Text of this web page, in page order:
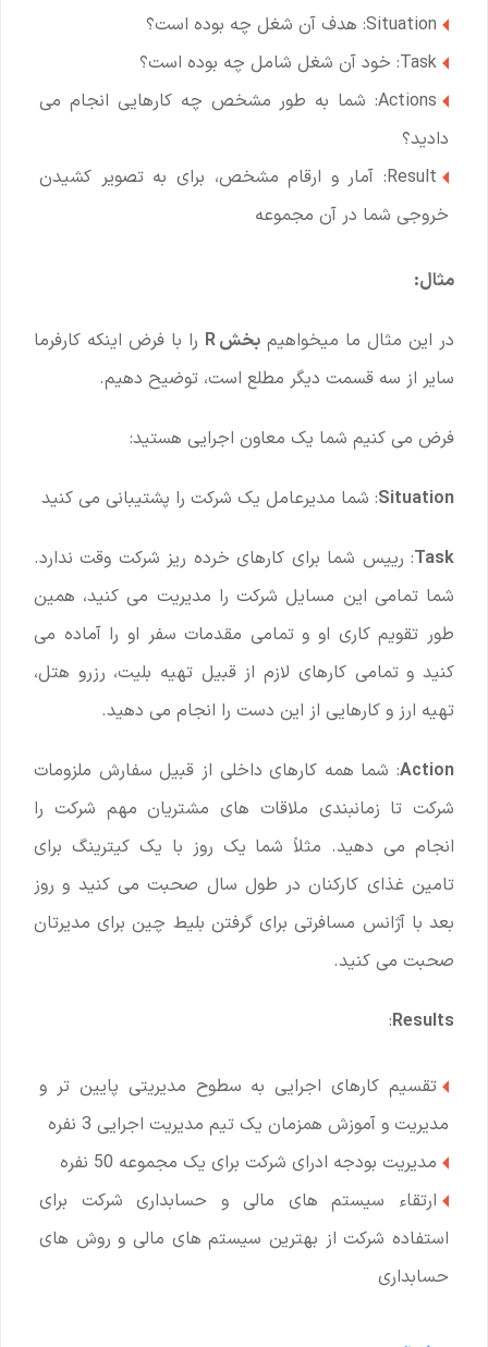
Situation: هدف آن شغل چه بوده است؟
Task: خود آن شغل شامل چه بوده است؟
Actions: شما به طور مشخص چه کارهایی انجام می
دادید؟
Result: آمار و ارقام مشخص، برای به تصویر کشیدن
خروجی شما در آن مجموعه
مثال:
در این مثال ما میخواهیم بخش R
را با فرض اینکه کارفرما
سایر از سه قسمت دیگر مطلع است، توضیح دهیم.
فرض می کنیم شما یک معاون اجرایی هستید:
Situation: شما مدیرعامل یک شرکت را پشتیبانی می کنید
Task: رییس شما برای کارهای خرده ریز شرکت وقت ندارد.
شما تمامی این مسایل شرکت را مدیریت می کنید، همین
طور تقویم کاری او و تمامی مقدمات سفر او را آماده می
کنید و تمامی کارهای لازم از قبیل تهیه بلیت، رزرو هتل،
تهیه ارز و کارهایی از این دست را انجام می دهید.
Action: شما همه کارهای داخلی از قبیل سفارش ملزومات
شرکت تا زمانبندی ملاقات های مشتریان مهم شرکت را
انجام می دهید. مثلاً شما یک روز با یک کیترینگ برای
تامین غذای کارکنان در طول سال صحبت می کنید و روز
بعد با آژانس مسافرتی برای گرفتن بلیط چین برای مدیرتان
صحبت می کنید.
Results
:
تقسیم کارهای اجرایی به سطوح مدیریتی پایین تر و
مدیریت و آموزش همزمان یک تیم مدیریت اجرایی 3 نفره
مدیریت بودجه ادرای شرکت برای یک مجموعه 50 نفره
ارتقاء سیستم های مالی و حسابداری شرکت برای
استفاده شرکت از بهترین سیستم های مالی و روش های
حسابداری